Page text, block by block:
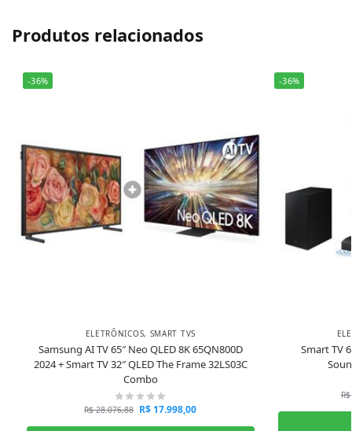
Produtos relacionados
-36%
ELETRÔNICOS, SMART TVS
Samsung AI TV 65″ Neo QLED 8K 65QN800D
2024 + Smart TV 32″ QLED The Frame 32LS03C
Combo
R$28.076,88 R$ 17.998,00
-36%
Smart TV
R$